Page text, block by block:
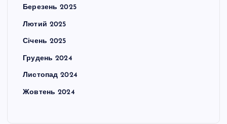
Березень 2025
Лютий 2025
Січень 2025
Грудень 2024
Листопад 2024
Жовтень 2024